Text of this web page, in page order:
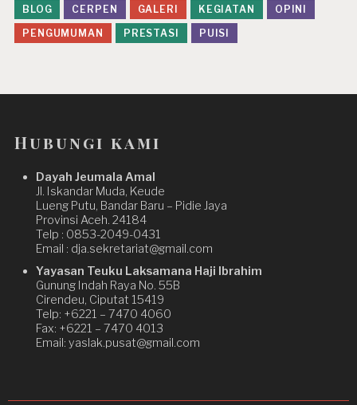
BLOG CERPEN GALERI KEGIATAN
OPINI
PENGUMUMAN
PRESTASI PUISI
Hubungi kami
Dayah Jeumala Amal
Jl. Iskandar Muda, Keude
Lueng Putu, Bandar Baru – Pidie Jaya
Provinsi Aceh. 24184
Telp : 0853-2049-0431
Email : dja.sekretariat@gmail.com
Yayasan Teuku Laksamana Haji Ibrahim
Gunung Indah Raya No. 55B
Cirendeu, Ciputat 15419
Telp: +6221 – 7470 4060
Fax: +6221 – 7470 4013
Email: yaslak.pusat@gmail.com